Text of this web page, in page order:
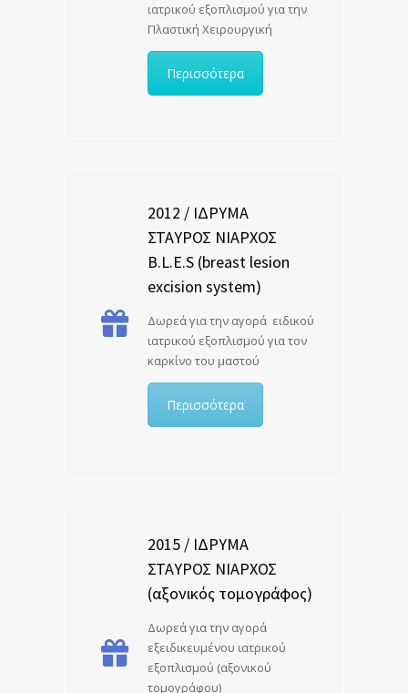
ιατρικού εξοπλισμού για την
Πλαστική Χειρουργική
Περισσότερα
2012 / ΙΔΡΥΜΑ
ΣΤΑΥΡΟΣ ΝΙΑΡΧΟΣ
B.L.E.S (breast lesion
excision system)
Δωρεά για την αγορά ειδικού
ιατρικού εξοπλισμού για τον
καρκίνο του μαστού
Περισσότερα
2015 / ΙΔΡΥΜΑ
ΣΤΑΥΡΟΣ ΝΙΑΡΧΟΣ
(αξονικός τομογράφος)
Δωρεά για την αγορά
εξειδικευμένου ιατρικού
εξοπλισμού (αξονικού
τομογράφου)